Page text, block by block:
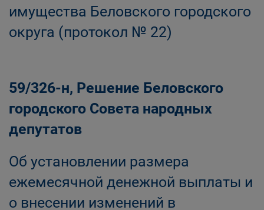
имущества Беловского городского
округа (протокол № 22)
59/326-н, Решение Беловского
городского Совета народных
депутатов
Об установлении размера
ежемесячной денежной выплаты и
о внесении изменений в